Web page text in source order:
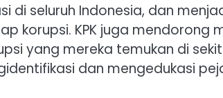
di seluruh Indonesia, dan
korupsi. KPK juga mendorong
yang mereka temukan di
dan mengedukasi